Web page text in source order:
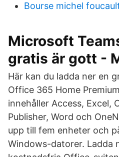
Bourse michel
Microsoft
gratis är gott -
Här kan du ladda ner en
Office 365 Home
innehåller Access, Excel,
Publisher, Word och
upp till fem enheter och
Windows-datorer. Ladda